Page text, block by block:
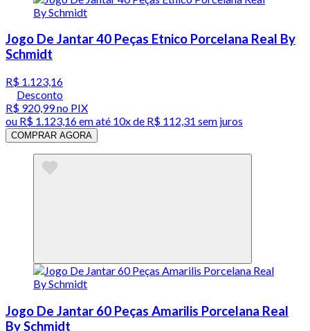
Jogo De Jantar 40 Peças Etnico Porcelana Real By
Schmidt
R$ 1.123,16
Desconto
R$ 920,99no PIX
ou R$ 1.123,16em até 10x de R$ 112,31 sem juros
COMPRAR AGORA
Jogo De Jantar 60 Peças Amarilis Porcelana Real
By Schmidt